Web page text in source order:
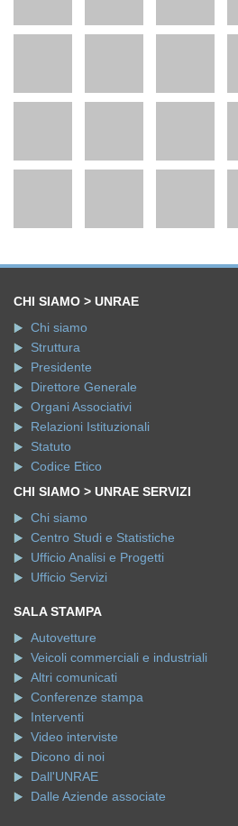
CHI SIAMO > UNRAE
Chi siamo
Struttura
Presidente
Direttore Generale
Organi Associativi
Relazioni Istituzionali
Statuto
Codice Etico
CHI SIAMO > UNRAE SERVIZI
Chi siamo
Centro Studi e Statistiche
Ufficio Analisi e Progetti
Ufficio Servizi
SALA STAMPA
Autovetture
Veicoli commerciali e industriali
Altri comunicati
Conferenze stampa
Interventi
Video interviste
Dicono di noi
Dall'UNRAE
Dalle Aziende associate